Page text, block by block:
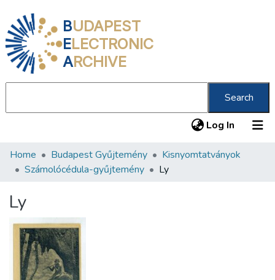
BUDAPEST
ELECTRONIC
ARCHIVE
Search
Log In (current)
Communities & Collections
Statistics
About us
Home Budapest Gyűjtemény
Kisnyomtatványok
Számolócédula-gyűjtemény
Ly
Ly